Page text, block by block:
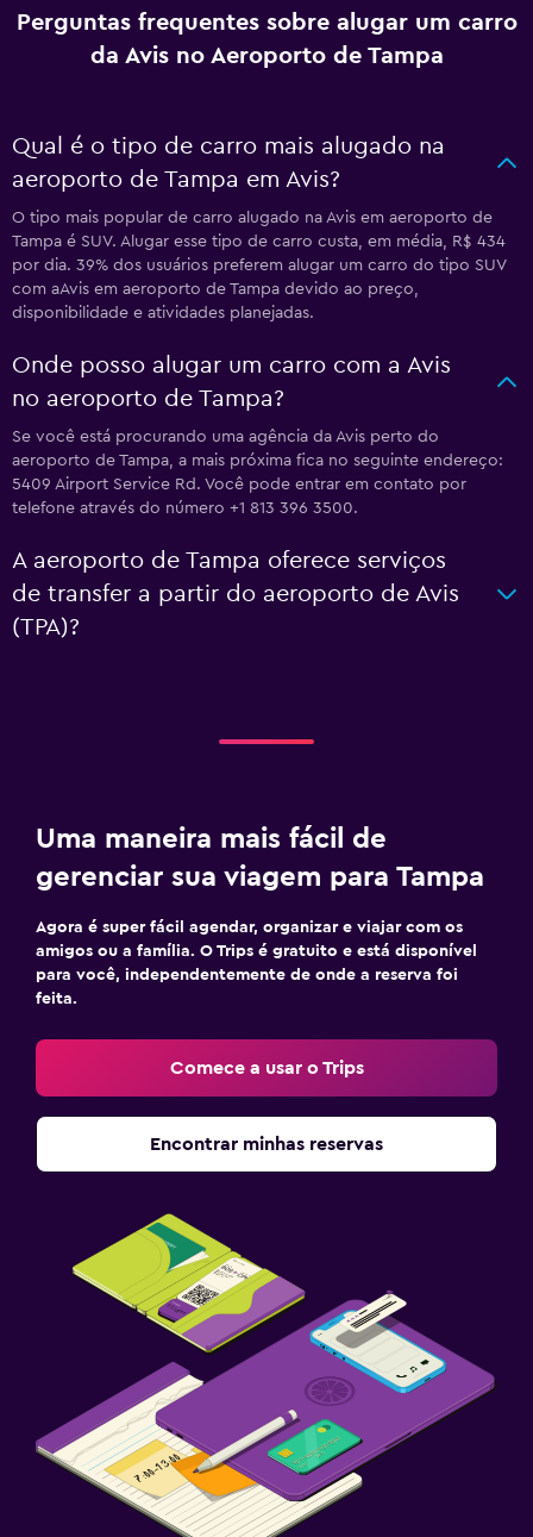
Perguntas frequentes sobre alugar um carro
da Avis no Aeroporto de Tampa
Qual é o tipo de carro mais alugado na
aeroporto de Tampa em Avis?
O tipo mais popular de carro alugado na Avis em aeroporto de
Tampa é SUV. Alugar esse tipo de carro custa, em média, R$ 434
por dia. 39% dos usuários preferem alugar um carro do tipo SUV
com aAvis em aeroporto de Tampa devido ao preço,
disponibilidade e atividades planejadas.
Onde posso alugar um carro com a Avis
no aeroporto de Tampa?
Se você está procurando uma agência da Avis perto do
aeroporto de Tampa, a mais próxima fica no seguinte endereço:
5409 Airport Service Rd. Você pode entrar em contato por
telefone através do número +1 813 396 3500.
A aeroporto de Tampa oferece serviços
de transfer a partir do aeroporto de Avis
(TPA)?
Uma maneira mais fácil de
gerenciar sua viagem para Tampa
Agora é super fácil agendar, organizar e viajar com os
amigos ou a família. O Trips é gratuito e está disponível
para você, independentemente de onde a reserva foi
feita.
Comece a usar o Trips
Encontrar minhas reservas